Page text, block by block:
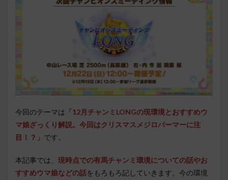
今回のテーマは 「12月チャンミLONGの現環境とおすすめウ
マ娘ざっくり解説。今回はクリスマスメジロパーマーに注
目！？」 です。
本記事では、 現時点での有馬チャンミ環境についての話やお
すすめウマ娘などの話をもろもろ記していきます。今の環境